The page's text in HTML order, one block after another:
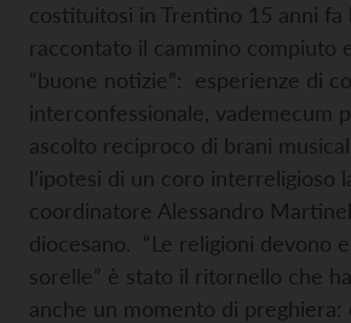
costituitosi in Trentino 15 anni fa
raccontato il cammino compiuto
“buone notizie”: esperienze di
interconfessionale, vademecum
ascolto reciproco di brani
l’ipotesi di un coro interreligioso
coordinatore Alessandro
diocesano. “Le religioni devono
sorelle” è stato il ritornello che
anche un momento di preghiera: